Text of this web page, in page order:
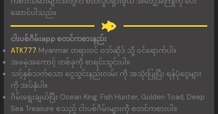
ဆောင်ပါသည်။
ငါးပစ်ဂိမ်းapp စတင်ကစားနည်း
ATK777 Myanmar တရားဝင် ဝဘ်ဆိုဒ် သို့ ဝင်ရောက်ပါ။
အခမဲ့အကောင့် တစ်ခုကို စာရင်းသွင်းပါ။
သင့်နှစ်သက်သော ငွေသွင်းနည်းလမ်း ကို အသုံးပြုပြီး ရန်ပုံငွေများ
ကို အပ်နှံပါ။
ဂိမ်းရွေးချယ်ပြီး Ocean King, Fish Hunter, Golden Toad, Deep
Sea Treasure စသည့် ငါးပစ်ဂိမ်းများကို စတင်ကစားပါ။